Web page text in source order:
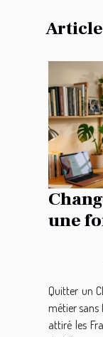
une
Quitter un
métier sans
attiré les